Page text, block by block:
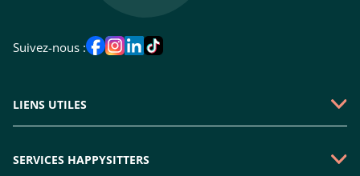
Suivez-nous :
LIENS UTILES
Faire une demande
SERVICES HAPPYSITTERS